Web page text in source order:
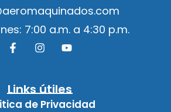
7:00 a.m. a 4:30 p.m.
Links útiles
de Privacidad